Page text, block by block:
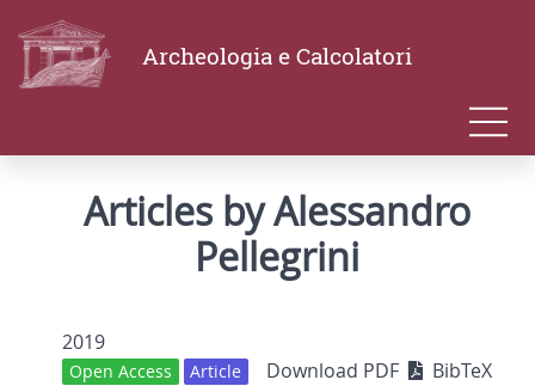
Archeologia e Calcolatori
Articles by Alessandro
Pellegrini
2019
Open Access Article Download PDF BibTeX